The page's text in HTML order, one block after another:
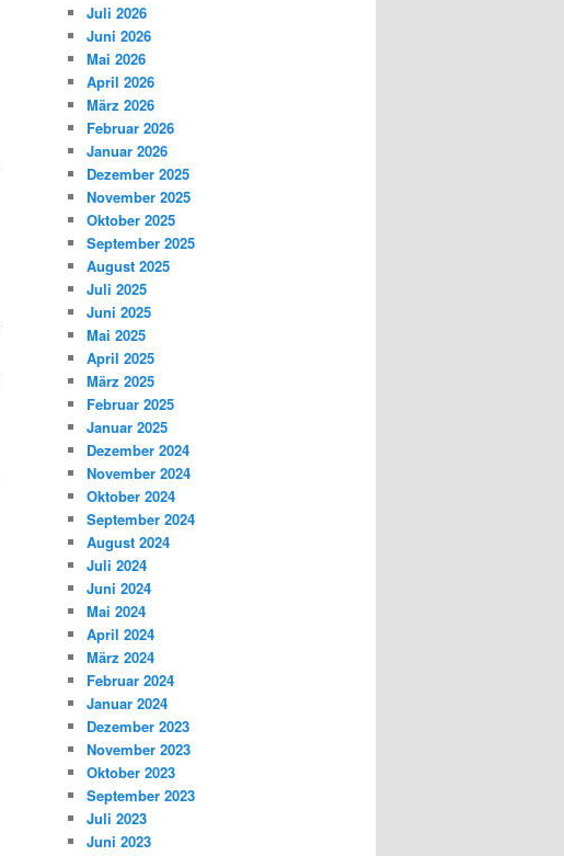
Juli 2026
Juni 2026
Mai 2026
April 2026
März 2026
Februar 2026
Januar 2026
Dezember 2025
November 2025
Oktober 2025
September 2025
August 2025
Juli 2025
Juni 2025
Mai 2025
April 2025
März 2025
Februar 2025
Januar 2025
Dezember 2024
November 2024
Oktober 2024
September 2024
August 2024
Juli 2024
Juni 2024
Mai 2024
April 2024
März 2024
Februar 2024
Januar 2024
Dezember 2023
November 2023
Oktober 2023
September 2023
Juli 2023
Juni 2023